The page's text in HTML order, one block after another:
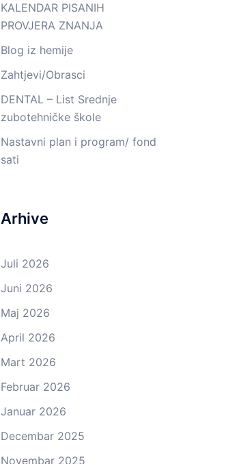
KALENDAR PISANIH
PROVJERA ZNANJA
Blog iz hemije
Zahtjevi/Obrasci
DENTAL – List Srednje
zubotehničke škole
Nastavni plan i program/ fond
sati
Arhive
Juli 2026
Juni 2026
Maj 2026
April 2026
Mart 2026
Februar 2026
Januar 2026
Decembar 2025
Novembar 2025